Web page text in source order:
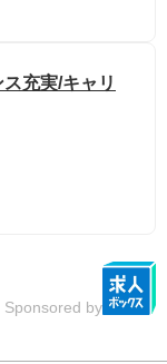
充実/キャリ
Sponsored by